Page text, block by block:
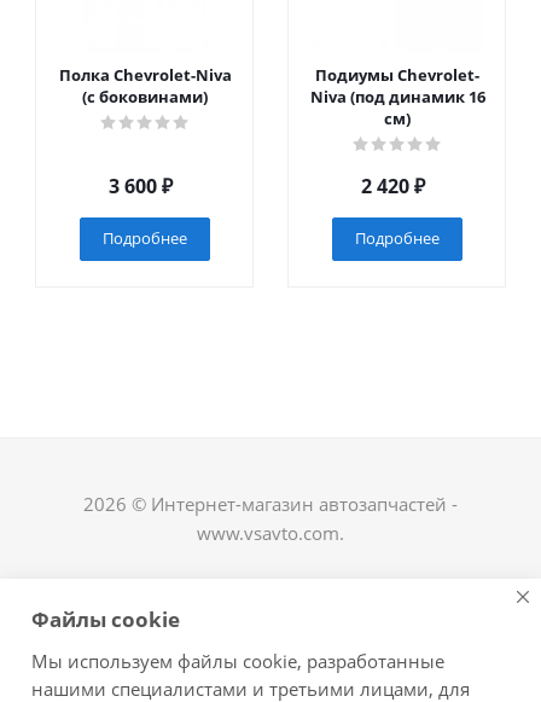
Полка Chevrolet-Niva
(с боковинами)
3 600₽
Подробнее
Подиумы Chevrolet-
Niva (под динамик 16
см)
2 420₽
Подробнее
2026 © Интернет-магазин автозапчастей -
www.vsavto.com.
+7 (8482) 622-122 avtovs@yandex.ru
Файлы cookie
Мы используем файлы cookie, разработанные
нашими специалистами и третьими лицами, для